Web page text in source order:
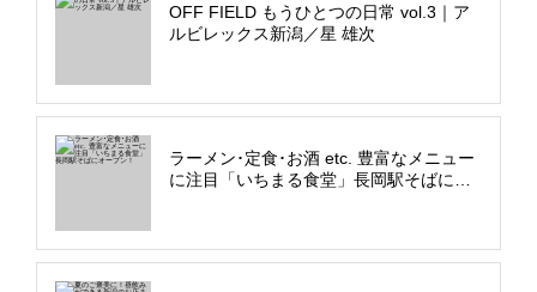
OFF FIELD もうひとつの日常 vol.3｜ア
ルビレックス新潟／星 雄次
ラーメン･定食･お酒 etc. 豊富なメニュー
に注目「いちまる食堂」長岡駅そばにオ